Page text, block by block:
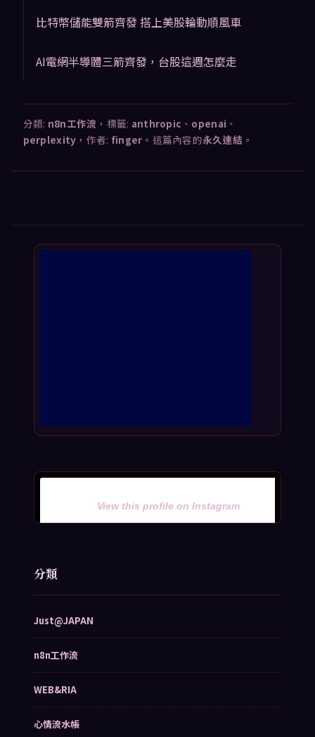
比特幣儲能雙箭齊發 搭上美股輪動順風車
AI電網半導體三箭齊發，台股這週怎麼走
分類: n8n工作流 ，標籤: anthropic 、 openai 、
perplexity ，作者: finger 。這篇內容的永久連結 。
View this profile on Instagram
分類
Just@JAPAN
n8n工作流
WEB&RIA
心情流水帳